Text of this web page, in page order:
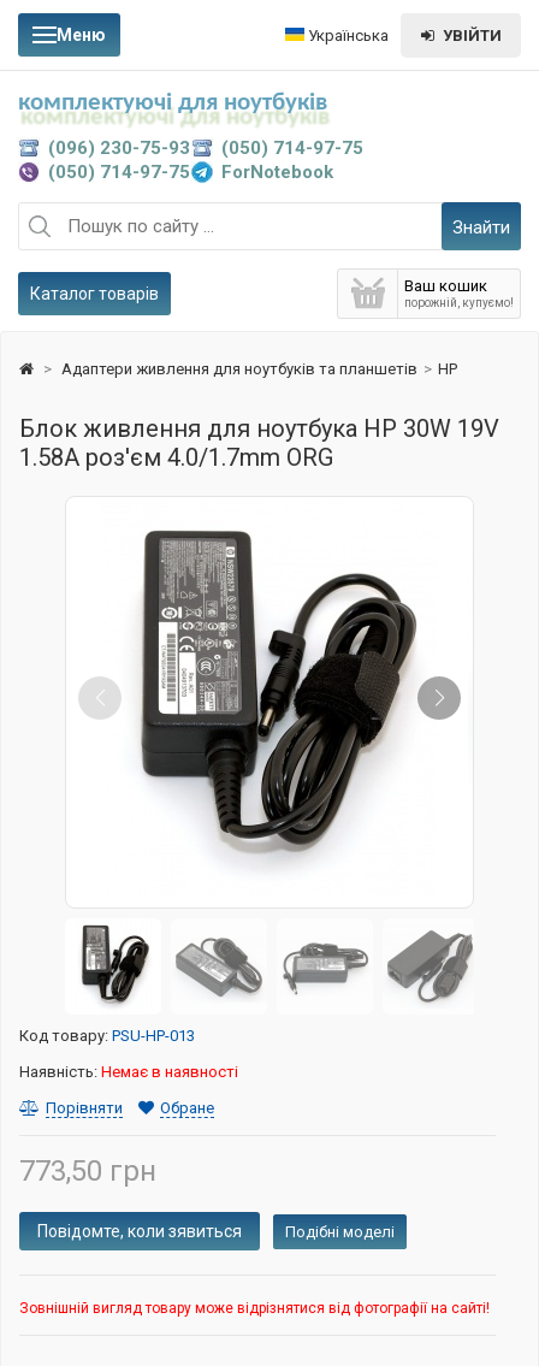
Меню Українська УВІЙТИ
Знайти
Ваш кошик
порожній, купуємо!
Каталог товарів
(096) 230-75-93
(050) 714-97-75
(050) 714-97-75
ForNotebook
комплектуючі для ноутбуків
> Адаптери живлення для ноутбуків та планшетів > HP
Блок живлення для ноутбука HP 30W 19V
1.58A роз'єм 4.0/1.7mm ORG
Код товару: PSU-HP-013
Наявність: Немає в наявності
Порівняти
Обране
773,50 грн
Подібні моделі
Зовнішній вигляд товару може відрізнятися від фотографії на сайті!